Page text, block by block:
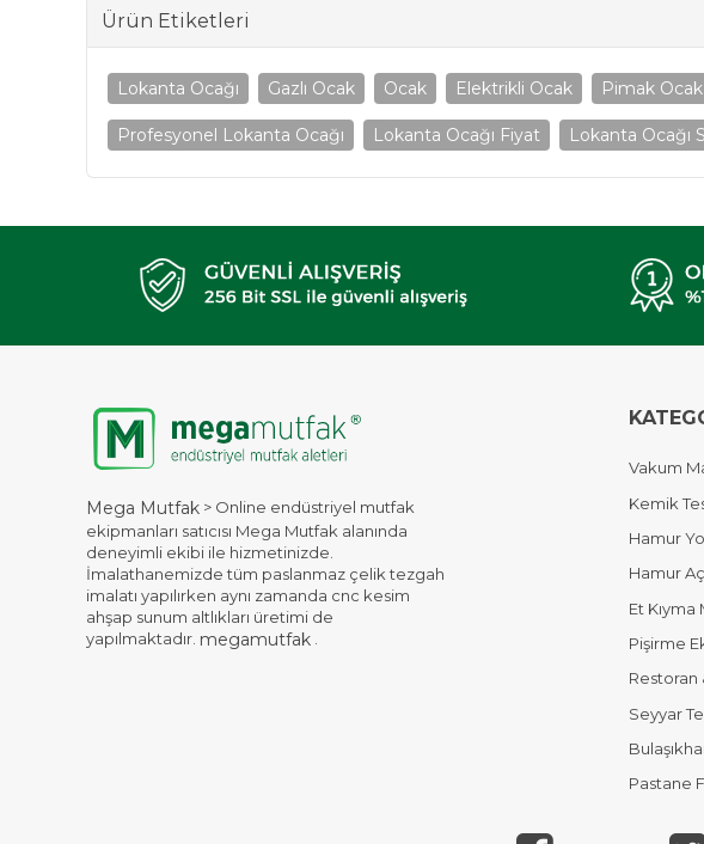
Ürün Etiketleri
Lokanta Ocağı Gazlı Ocak Ocak Elektrikli Ocak Pimak Ocak
Profesyonel Lokanta Ocağı Lokanta Ocağı Fiyat Lokanta Ocağı
Mega Mutfak > Online endüstriyel mutfak
ekipmanları satıcısı Mega Mutfak alanında
deneyimli ekibi ile hizmetinizde.
İmalathanemizde tüm paslanmaz çelik tezgah
imalatı yapılırken aynı zamanda cnc kesim
ahşap sunum altlıkları üretimi de
yapılmaktadır. megamutfak
Vakum
Kemik
Hamur
Hamur
Et Kıyma
Pişirme
Restoran
Seyyar
Pastane